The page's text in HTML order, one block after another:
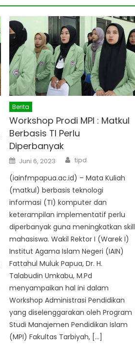
Berita
Workshop Prodi MPI : Matkul
Berbasis TI Perlu
Diperbanyak
Posted
on
Juni 6, 2023 Author
tipd
(iainfmpapua.ac.id) – Mata Kuliah
(matkul) berbasis teknologi
informasi (TI) komputer dan
keterampilan implementatif perlu
diperbanyak guna meningkatkan skill
mahasiswa. Wakil Rektor I (Warek I)
Institut Agama Islam Negeri (IAIN)
Fattahul Muluk Papua, Dr. H.
Talabudin Umkabu, M.Pd
menyampaikan hal ini dalam
Workshop Administrasi Pendidikan
yang diselenggarakan oleh Program
Studi Manajemen Pendidikan Islam
(MPI) Fakultas Tarbiyah, […]